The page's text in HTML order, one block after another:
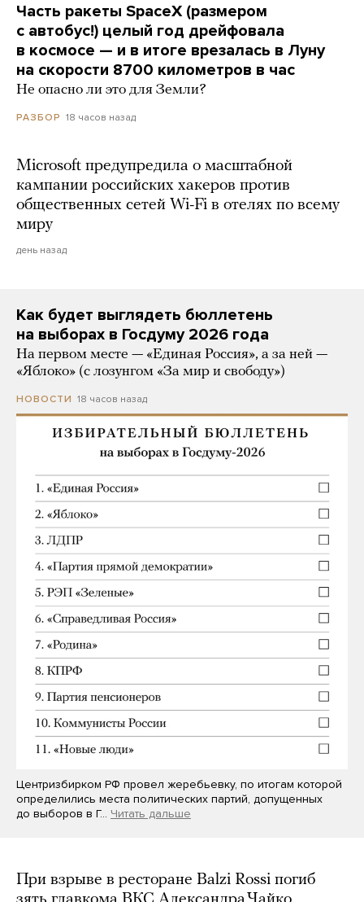
Часть ракеты SpaceX (размером
с автобус!) целый год дрейфовала
в космосе — и в итоге врезалась в Луну
на скорости 8700 километров в час
Не опасно ли это для Земли?
РАЗБОР 18 часов назад
Microsoft предупредила о масштабной
кампании российских хакеров против
общественных сетей Wi-Fi в отелях по всему
миру
день назад
Как будет выглядеть бюллетень
на выборах в Госдуму 2026 года
На первом месте — «Единая Россия», а за ней —
«Яблоко» (с лозунгом «За мир и свободу»)
НОВОСТИ 18 часов назад
Центризбирком РФ провел жеребьевку, по итогам которой
определились места политических партий, допущенных
до выборов в Г… Читать дальше
При взрыве в ресторане Balzi Rossi погиб